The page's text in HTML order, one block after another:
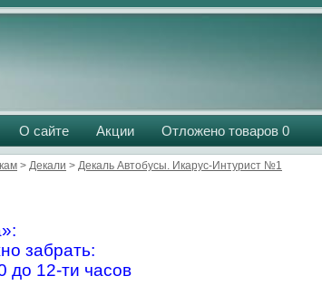
О сайте Акции Отложено товаров 0
> Декали > Декаль Автобусы. Икарус-Интурист №1
забрать:
до 12-ти часов